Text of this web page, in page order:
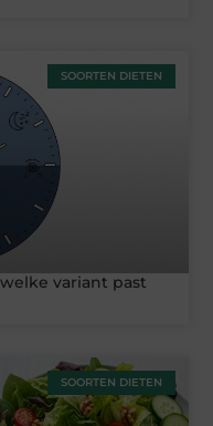
SOORTEN DIETEN
variant past
SOORTEN DIETEN